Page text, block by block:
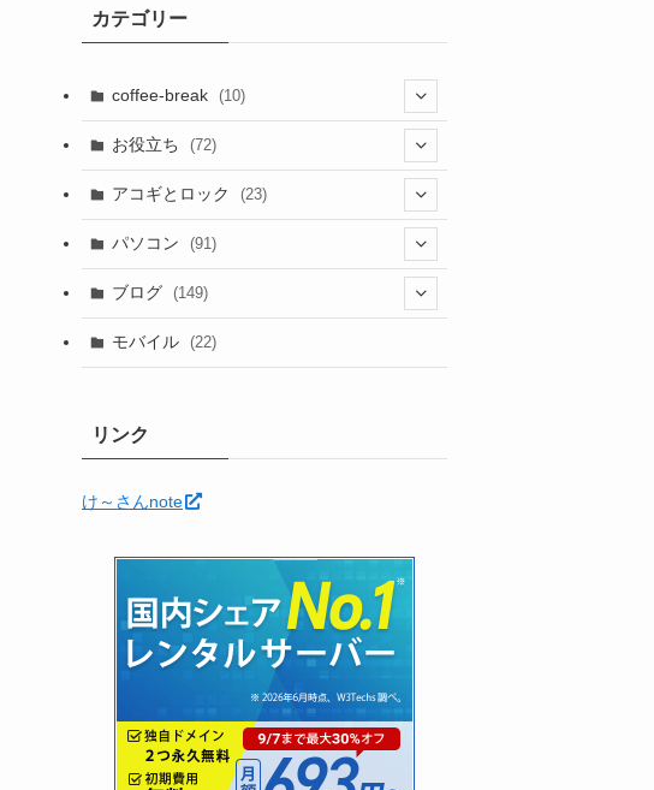
カテゴリー
coffee-break (10)
(1)
お役立ち (72)
(12)
(5)
(5)
(6)
(6)
(2)(24)
(11)
(7)
(3)
アコギとロック (23)
(10)
パソコン (91)
(22)
(30)
ブログ (149)
(91)
モバイル (22)
リンク
け～さんnote